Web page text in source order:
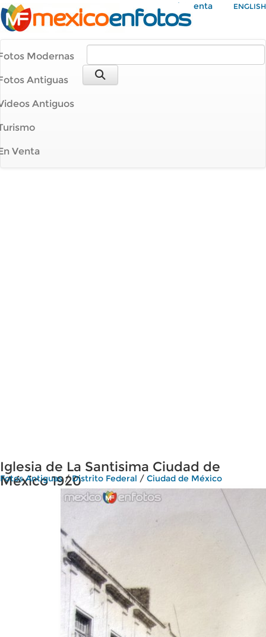
Mi Cuenta ENGLISH
Modernas
Antiguas
Antiguos
Venta
Iglesia de La Santisima Ciudad de
México 1920
Fotos Antiguas/Distrito Federal / Ciudad de México